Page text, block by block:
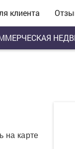
клиента
на карте